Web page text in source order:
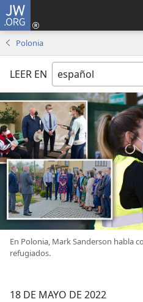
JW.ORG
Polonia
LEER EN
En Polonia, Mark Sanderson habla
refugiados.
18 DE MAYO DE 2022